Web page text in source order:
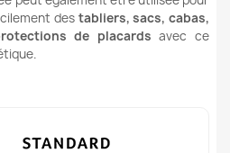
des tabliers, sacs, cabas,
de placards avec ce